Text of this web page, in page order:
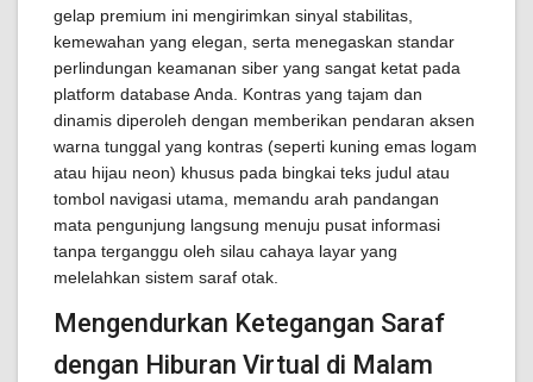
gelap premium ini mengirimkan sinyal stabilitas,
kemewahan yang elegan, serta menegaskan standar
perlindungan keamanan siber yang sangat ketat pada
platform database Anda. Kontras yang tajam dan
dinamis diperoleh dengan memberikan pendaran aksen
warna tunggal yang kontras (seperti kuning emas logam
atau hijau neon) khusus pada bingkai teks judul atau
tombol navigasi utama, memandu arah pandangan
mata pengunjung langsung menuju pusat informasi
tanpa terganggu oleh silau cahaya layar yang
melelahkan sistem saraf otak.
Mengendurkan Ketegangan Saraf
dengan Hiburan Virtual di Malam